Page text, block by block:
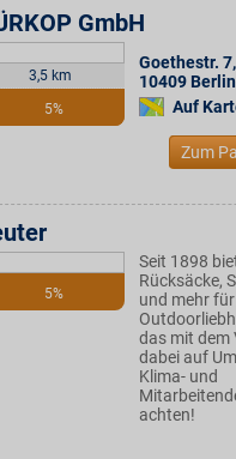
0800 - 279 25 82
3,5 km
5%
GmbH
Goethestr. 7,
10409 Berlin
Auf
Zum
5%
Seit 1898
Rücksäcke,
und mehr für
das mit dem
dabei auf
Klima- und
achten!